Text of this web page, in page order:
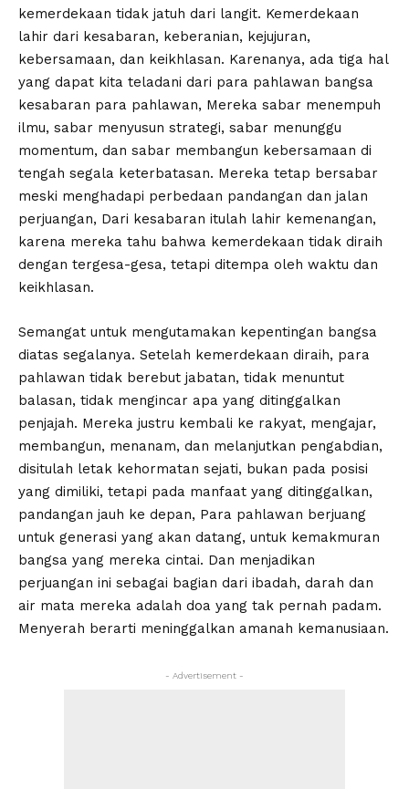
kemerdekaan tidak jatuh dari langit. Kemerdekaan
lahir dari kesabaran, keberanian, kejujuran,
kebersamaan, dan keikhlasan. Karenanya, ada tiga hal
yang dapat kita teladani dari para pahlawan bangsa
kesabaran para pahlawan, Mereka sabar menempuh
ilmu, sabar menyusun strategi, sabar menunggu
momentum, dan sabar membangun kebersamaan di
tengah segala keterbatasan. Mereka tetap bersabar
meski menghadapi perbedaan pandangan dan jalan
perjuangan, Dari kesabaran itulah lahir kemenangan,
karena mereka tahu bahwa kemerdekaan tidak diraih
dengan tergesa-gesa, tetapi ditempa oleh waktu dan
keikhlasan.
Semangat untuk mengutamakan kepentingan bangsa
diatas segalanya. Setelah kemerdekaan diraih, para
pahlawan tidak berebut jabatan, tidak menuntut
balasan, tidak mengincar apa yang ditinggalkan
penjajah. Mereka justru kembali ke rakyat, mengajar,
membangun, menanam, dan melanjutkan pengabdian,
disitulah letak kehormatan sejati, bukan pada posisi
yang dimiliki, tetapi pada manfaat yang ditinggalkan,
pandangan jauh ke depan, Para pahlawan berjuang
untuk generasi yang akan datang, untuk kemakmuran
bangsa yang mereka cintai. Dan menjadikan
perjuangan ini sebagai bagian dari ibadah, darah dan
air mata mereka adalah doa yang tak pernah padam.
Menyerah berarti meninggalkan amanah kemanusiaan.
- Advertisement -